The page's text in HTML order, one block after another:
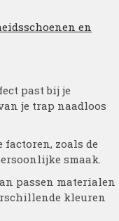
en
past bij je
je trap naadloos
zoals de
smaak.
passen materialen
kleuren